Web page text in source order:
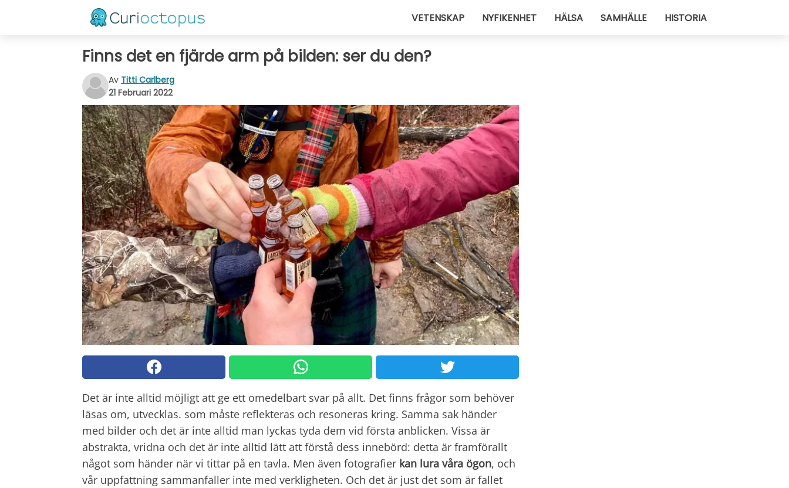
VETENSKAP NYFIKENHET HÄLSA SAMHÄLLE HISTORIA
Finns det en fjärde arm på bilden: ser du den?
Av Titti Carlberg
21 Februari 2022
Det är inte alltid möjligt att ge ett omedelbart svar på allt. Det finns frågor som behöver
läsas om, utvecklas. som måste reflekteras och resoneras kring. Samma sak händer
med bilder och det är inte alltid man lyckas tyda dem vid första anblicken. Vissa är
abstrakta, vridna och det är inte alltid lätt att förstå dess innebörd: detta är framförallt
något som händer när vi tittar på en tavla. Men även fotografier kan lura våra ögon, och
vår uppfattning sammanfaller inte med verkligheten. Och det är just det som är fallet